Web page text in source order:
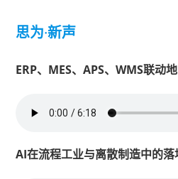
思为·新声
ERP、MES、APS、WMS联动
AI在流程工业与离散制造中的落